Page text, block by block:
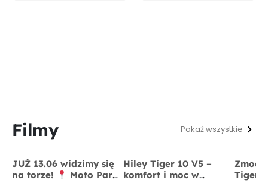
Filmy Pokaż wszystkie
JUŻ 13.06 widzimy się
na torze!
Moto Park
Hiley Tiger 10 V5 –
komfort i moc w
Tiger